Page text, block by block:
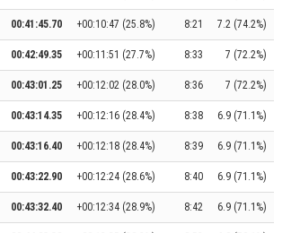
00:41:45.70 +00:10:47 (25.8%) 8:21 7.2 (74.2%)
00:42:49.35 +00:11:51 (27.7%) 8:33 7 (72.2%)
00:43:01.25 +00:12:02 (28.0%) 8:36 7 (72.2%)
00:43:14.35 +00:12:16 (28.4%) 8:38 6.9 (71.1%)
00:43:16.40 +00:12:18 (28.4%) 8:39 6.9 (71.1%)
00:43:22.90 +00:12:24 (28.6%) 8:40 6.9 (71.1%)
00:43:32.40 +00:12:34 (28.9%) 8:42 6.9 (71.1%)